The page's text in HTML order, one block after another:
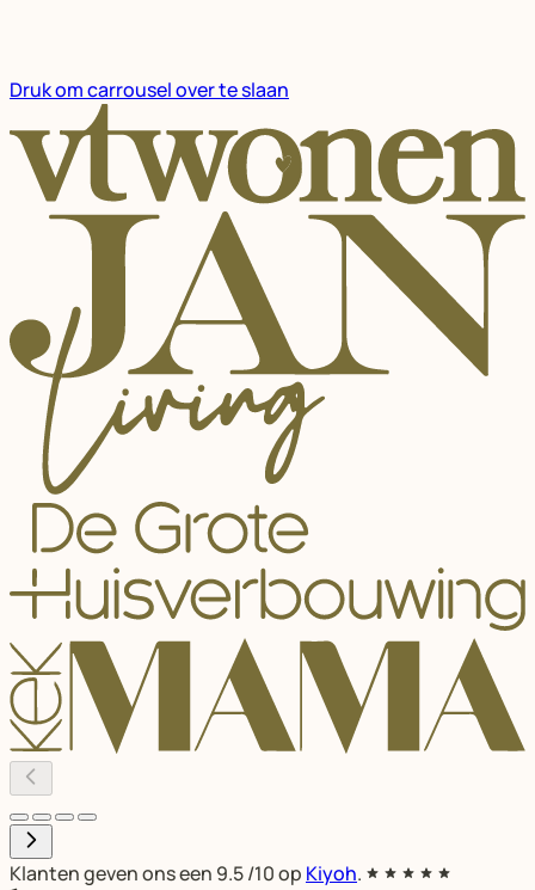
Druk om carrousel over te slaan
Klanten geven ons een 9.5/10 op Kiyoh.